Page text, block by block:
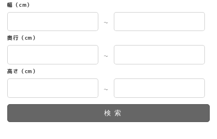
幅（cm）
～
奥行（cm）
～
高さ（cm）
～
検索